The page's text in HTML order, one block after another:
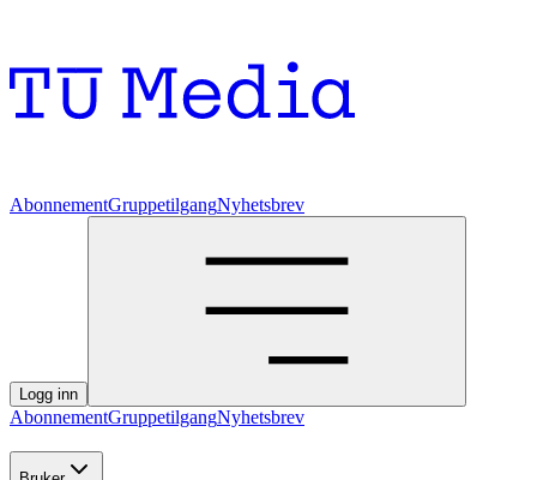
AbonnementGruppetilgangNyhetsbrev
Logg inn
AbonnementGruppetilgangNyhetsbrev